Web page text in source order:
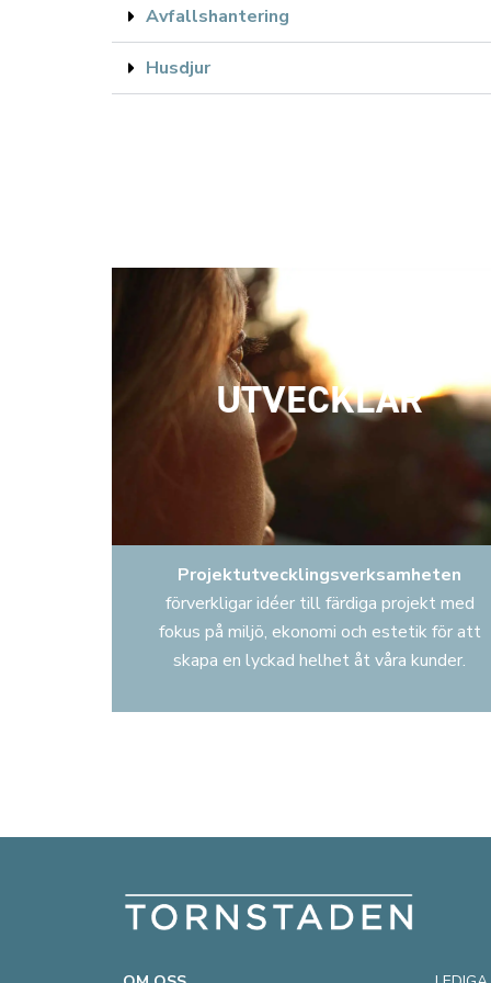
Avfallshantering
Husdjur
UTVECKLAR
Projektutvecklingsverksamheten
förverkligar idéer till färdiga projekt med
fokus på miljö, ekonomi och estetik för att
skapa en lyckad helhet åt våra kunder.